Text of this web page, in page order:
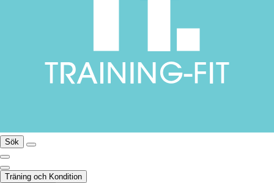
Sök
Träning och Kondition